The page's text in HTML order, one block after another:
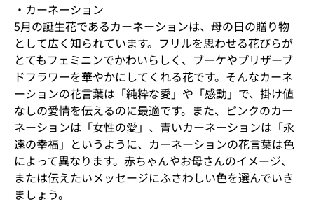
・カーネーション
5月の誕生花であるカーネーションは、母の日の贈り物
として広く知られています。フリルを思わせる花びらが
とてもフェミニンでかわいらしく、ブーケやプリザーブ
ドフラワーを華やかにしてくれる花です。そんなカーネ
ーションの花言葉は「純粋な愛」や「感動」で、掛け値
なしの愛情を伝えるのに最適です。また、ピンクのカー
ネーションは「女性の愛」、青いカーネーションは「永
遠の幸福」というように、カーネーションの花言葉は色
によって異なります。赤ちゃんやお母さんのイメージ、
または伝えたいメッセージにふさわしい色を選んでいき
ましょう。